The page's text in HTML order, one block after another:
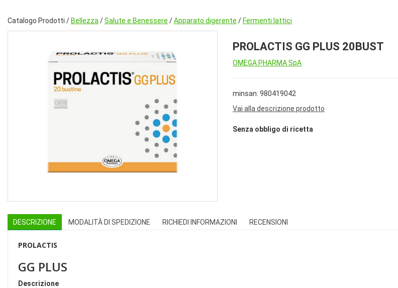
Catalogo Prodotti / Bellezza /Salute e Benessere /Apparato digerente / Fermenti lattici
PROLACTIS GG PLUS 20BUST
OMEGA PHARMA SpA
minsan: 980419042
Vai alla descrizione prodotto
Senza obbligo di ricetta
DESCRIZIONE MODALITÀ DI SPEDIZIONE RICHIEDI INFORMAZIONI RECENSIONI
PROLACTIS
GG PLUS
Descrizione